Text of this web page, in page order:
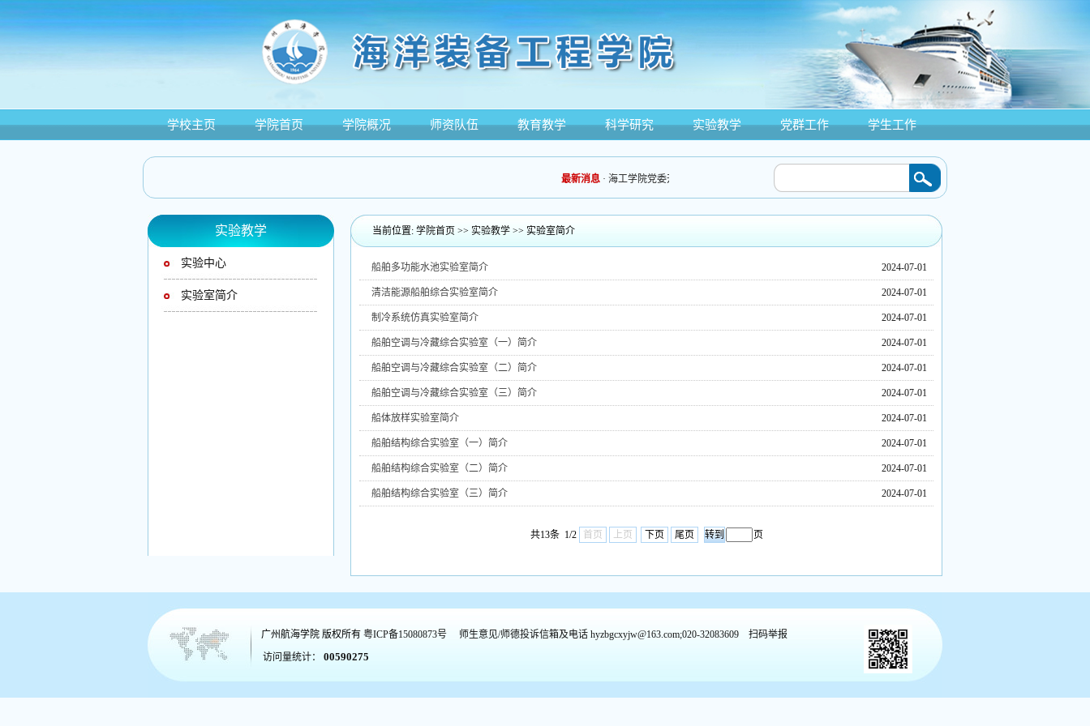
学校主页 学院首页 学院概况 师资队伍 教育教学 科学研究 实验教学 党群工作 学生工作
最新消息 · 海工学院党委开展“志愿助搬迁，温情护学子” 主题党日活动 ·
当前位置: 学院首页 >> 实验教学 >> 实验室简介
2024-07-01
船舶多功能水池实验室简介
2024-07-01
清洁能源船舶综合实验室简介
2024-07-01
制冷系统仿真实验室简介
2024-07-01
船舶空调与冷藏综合实验室（一）简介
2024-07-01
船舶空调与冷藏综合实验室（二）简介
2024-07-01
船舶空调与冷藏综合实验室（三）简介
2024-07-01
船体放样实验室简介
2024-07-01
船舶结构综合实验室（一）简介
2024-07-01
船舶结构综合实验室（二）简介
2024-07-01
船舶结构综合实验室（三）简介
共13条 1/2 首页 上页 下页 尾页 页
实验教学
实验中心
实验室简介
广州航海学院 版权所有 粤ICP备15080873号 师生意见/师德投诉信箱及电话 hyzbgcxyjw@163.com;020-32083609 扫码举报
访问量统计：
00590275